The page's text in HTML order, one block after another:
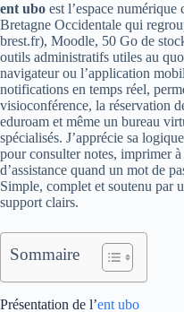
ent ubo est l’espace
Bretagne Occidentale qui
brest.fr), Moodle, 50 Go de
outils administratifs utiles au
navigateur ou l’application
notifications en temps réel,
visioconférence, la réservation
eduroam et même un bureau
spécialisés. J’apprécie sa
pour consulter notes, imprimer
d’assistance quand un mot de
Simple, complet et soutenu par
support clairs.
Sommaire
Présentation de l’ent ubo